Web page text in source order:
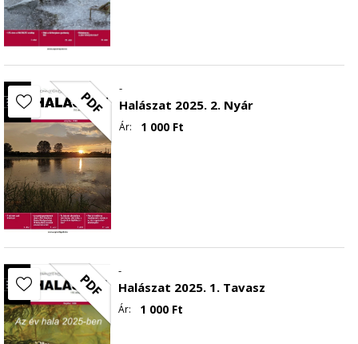
PDF -
Halászat 2025. 2. Nyár
Ár: 1 000Ft
PDF -
Halászat 2025. 1. Tavasz
Ár: 1 000 Ft